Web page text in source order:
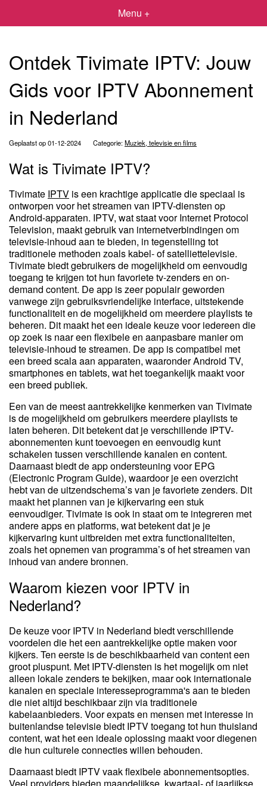
Menu +
Ontdek Tivimate IPTV: Jouw
Gids voor IPTV Abonnement
in Nederland
Geplaatst op 01-12-2024 Categorie:Muziek, televisie en films
Wat is Tivimate IPTV?
Tivimate IPTV is een krachtige applicatie die speciaal is
ontworpen voor het streamen van IPTV-diensten op
Android-apparaten. IPTV, wat staat voor Internet Protocol
Television, maakt gebruik van internetverbindingen om
televisie-inhoud aan te bieden, in tegenstelling tot
traditionele methoden zoals kabel- of satelliettelevisie.
Tivimate biedt gebruikers de mogelijkheid om eenvoudig
toegang te krijgen tot hun favoriete tv-zenders en on-
demand content. De app is zeer populair geworden
vanwege zijn gebruiksvriendelijke interface, uitstekende
functionaliteit en de mogelijkheid om meerdere playlists te
beheren. Dit maakt het een ideale keuze voor iedereen die
op zoek is naar een flexibele en aanpasbare manier om
televisie-inhoud te streamen. De app is compatibel met
een breed scala aan apparaten, waaronder Android TV,
smartphones en tablets, wat het toegankelijk maakt voor
een breed publiek.
Een van de meest aantrekkelijke kenmerken van Tivimate
is de mogelijkheid om gebruikers meerdere playlists te
laten beheren. Dit betekent dat je verschillende IPTV-
abonnementen kunt toevoegen en eenvoudig kunt
schakelen tussen verschillende kanalen en content.
Daarnaast biedt de app ondersteuning voor EPG
(Electronic Program Guide), waardoor je een overzicht
hebt van de uitzendschema’s van je favoriete zenders. Dit
maakt het plannen van je kijkervaring een stuk
eenvoudiger. Tivimate is ook in staat om te integreren met
andere apps en platforms, wat betekent dat je je
kijkervaring kunt uitbreiden met extra functionaliteiten,
zoals het opnemen van programma’s of het streamen van
inhoud van andere bronnen.
Waarom kiezen voor IPTV in
Nederland?
De keuze voor IPTV in Nederland biedt verschillende
voordelen die het een aantrekkelijke optie maken voor
kijkers. Ten eerste is de beschikbaarheid van content een
groot pluspunt. Met IPTV-diensten is het mogelijk om niet
alleen lokale zenders te bekijken, maar ook internationale
kanalen en speciale interesseprogramma's aan te bieden
die niet altijd beschikbaar zijn via traditionele
kabelaanbieders. Voor expats en mensen met interesse in
buitenlandse televisie biedt IPTV toegang tot hun thuisland
content, wat het een ideale oplossing maakt voor diegenen
die hun culturele connecties willen behouden.
Daarnaast biedt IPTV vaak flexibele abonnementsopties.